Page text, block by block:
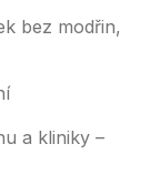
bez modřin,
a kliniky –